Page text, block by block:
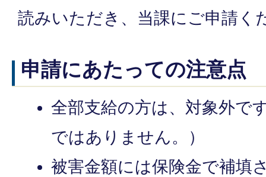
読みいただき、当課にご申請く
申請にあたっての注意点
全部支給の方は、対象外で
ではありません。）
被害金額には保険金で補填